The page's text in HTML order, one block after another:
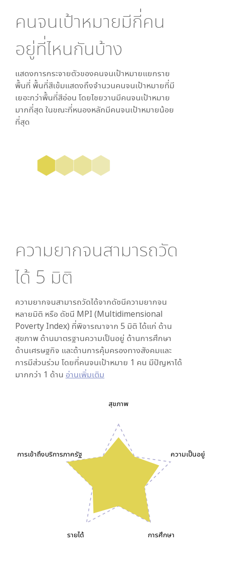
คนจนเป้าหมายมีกี่คน
อยู่ที่ไหนกันบ้าง
แสดงการกระจายตัวของคนจนเป้าหมายแยกราย
พื้นที่ พื้นที่สีเข้มแสดงถึงจำนวนคนจนเป้าหมายที่มี
เยอะกว่าพื้นที่สีอ่อน โดยไชยวานมีคนจนเป้าหมาย
มากที่สุด ในขณะที่หนองหลักมีคนจนเป้าหมายน้อย
ที่สุด
ความยากจนสามารถวัด
ได้ 5 มิติ
ความยากจนสามารถวัดได้จากดัชนีความยากจน
หลายมิติ หรือ ดัชนี MPI (Multidimensional
Poverty Index) ที่พิจารณาจาก 5 มิติ ได้แก่ ด้าน
สุขภาพ ด้านมาตรฐานความเป็นอยู่ ด้านการศึกษา
ด้านเศรษฐกิจ และด้านการคุ้มครองทางสังคมและ
การมีส่วนร่วม โดยที่คนจนเป้าหมาย 1 คน มีปัญหาได้
มากกว่า 1 ด้าน อ่านเพิ่มเติม
สุขภาพ
ความเป็นอยู่
การศึกษา
รายได้
การเข้าถึงบริการภาครัฐ